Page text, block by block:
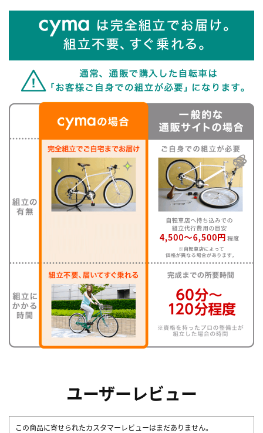
ユーザーレビュー
この商品に寄せられたカスタマーレビューはまだありません。